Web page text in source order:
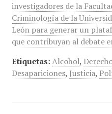
investigadores de la
Criminología de la
León para generar un
que contribuyan al debate
Etiquetas: Alcohol,
Desapariciones, Justicia,